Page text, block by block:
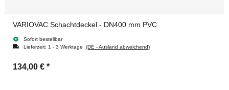
VARIOVAC Schachtdeckel - DN400 mm PVC
Sofort bestellbar
Lieferzeit: 1 - 3 Werktage (DE - Ausland abweichend)
134,00 € *